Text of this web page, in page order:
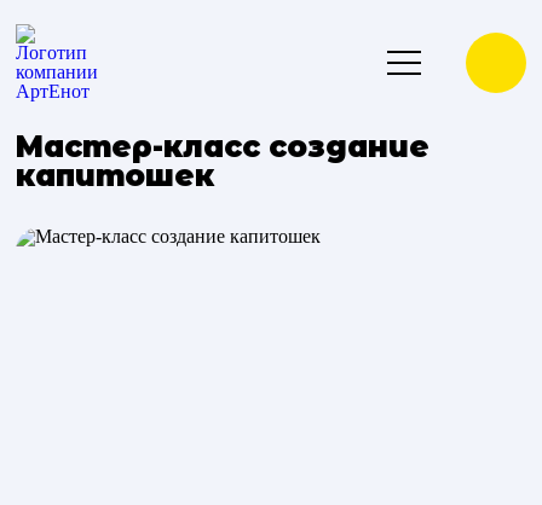
Мастер-класс создание
капитошек